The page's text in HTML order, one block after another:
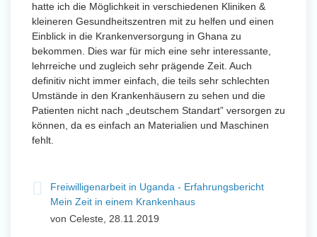
hatte ich die Möglichkeit in verschiedenen Kliniken &
kleineren Gesundheitszentren mit zu helfen und einen
Einblick in die Krankenversorgung in Ghana zu
bekommen. Dies war für mich eine sehr interessante,
lehrreiche und zugleich sehr prägende Zeit. Auch
definitiv nicht immer einfach, die teils sehr schlechten
Umstände in den Krankenhäusern zu sehen und die
Patienten nicht nach „deutschem Standart” versorgen zu
können, da es einfach an Materialien und Maschinen
fehlt.
Freiwilligenarbeit in Uganda - Erfahrungsbericht
Mein Zeit in einem Krankenhaus
von Celeste, 28.11.2019